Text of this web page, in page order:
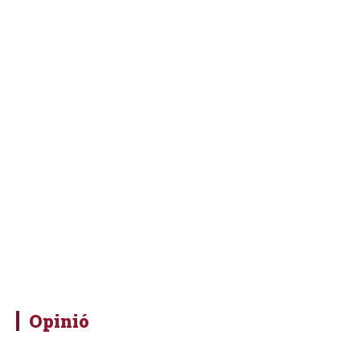
Opinió